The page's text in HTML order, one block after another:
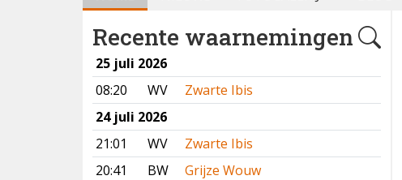
Recente waarnemingen
25 juli 2026
08:20
WV
Zwarte Ibis
24 juli 2026
21:01
WV
Zwarte Ibis
20:41
BW
Grijze Wouw